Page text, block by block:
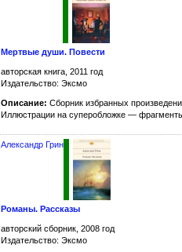
Мертвые души. Повести
авторская книга, 2011 год
Издательство: Эксмо
Описание: Сборник избранных
Иллюстрации на суперобложке —
Александр Грин
Романы. Рассказы
авторский сборник, 2008 год
Издательство: Эксмо